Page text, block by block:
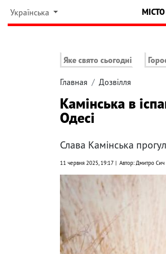
Українська МІСТО
Яке свято сьогодні
Главная Дозвілля
Камінська в
Одесі
Слава Камінська
11 червня 2025, 19:17 Автор: Дмитро Сич